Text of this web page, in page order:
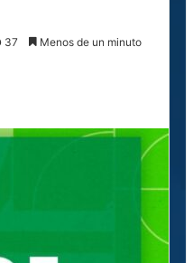
37 Menos de un minuto